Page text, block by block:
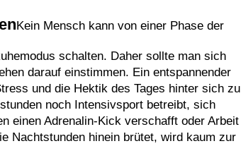
Kein Mensch kann von einer Phase der
schalten. Daher sollte man sich
darauf einstimmen. Ein entspannender
und die Hektik des Tages hinter sich zu
noch Intensivsport betreibt, sich
einen Adrenalin-Kick verschafft oder Arbeit
Nachtstunden hinein brütet, wird kaum zur